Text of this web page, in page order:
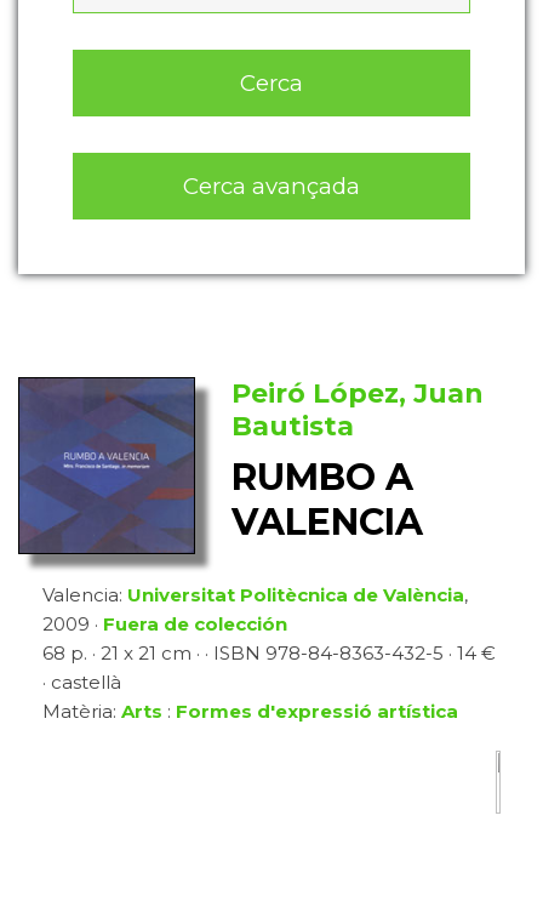
Cerca
Cerca avançada
Peiró López, Juan
Bautista
RUMBO A
VALENCIA
Valencia: Universitat Politècnica de València,
2009 · Fuera de colección
68 p. · 21 x 21 cm · · ISBN 978-84-8363-432-5 · 14 €
· castellà
Matèria: Arts : Formes d'expressió artística